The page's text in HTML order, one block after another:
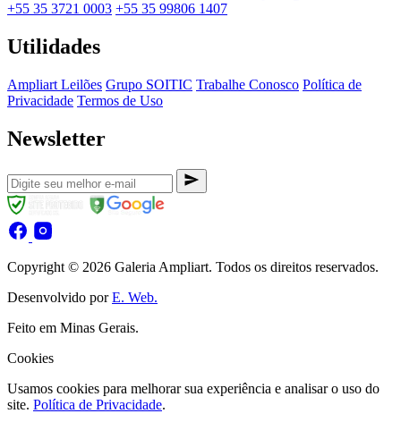
+55 35 3721 0003 +55 35 99806 1407
Utilidades
Ampliart Leilões Grupo SOITIC Trabalhe Conosco Política de
Privacidade Termos de Uso
Newsletter
Copyright © 2026 Galeria Ampliart. Todos os direitos reservados.
Desenvolvido porE. Web.
Feito em Minas Gerais.
Cookies
Usamos cookies para melhorar sua experiência e analisar o uso do
site. Política de Privacidade.